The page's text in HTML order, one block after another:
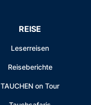
REISE
Leserreisen
Reiseberichte
TAUCHEN on Tour